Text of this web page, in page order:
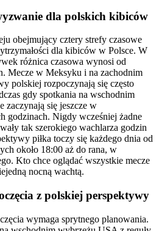
dla polskich kibiców
obejmujący cztery strefy czasowe
dla kibiców w Polsce. W
różnica czasowa wynosi od
Mecze w Meksyku i na zachodnim
polskiej rozpoczynają się często
gdy spotkania na wschodnim
się jeszcze w
godzinach. Nigdy wcześniej żadne
tak szerokiego wachlarza godzin
piłka toczy się każdego dnia od
około 18:00 aż do rana, w
Kto chce oglądać wszystkie mecze
nocną wachtą.
z polskiej perspektywy
wymaga sprytnego planowania.